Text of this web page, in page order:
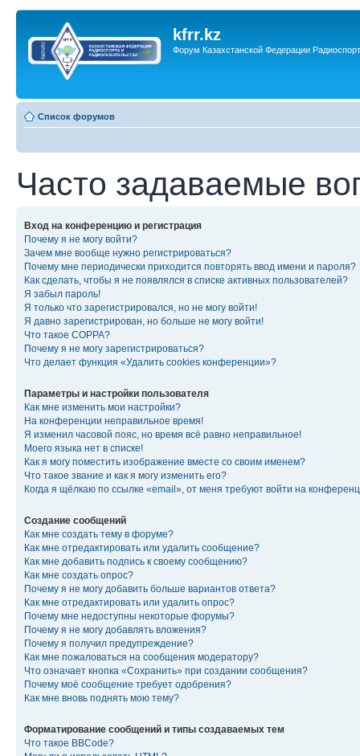
kfrr.kz
Форум Казахстанской Федерации
Список форумов
Часто задаваемые
Вход на конференцию и регистрация
Почему я не могу войти?
Зачем мне вообще нужно регистрироваться?
Почему мне периодически приходится повторять ввод имени и пароля?
Как сделать, чтобы я не появлялся в списке активных пользователей?
Я забыл пароль!
Я только что зарегистрировался, но не могу войти!
Я давно зарегистрирован, но больше не могу войти!
Что такое COPPA?
Почему я не могу зарегистрироваться?
Что делает функция «Удалить cookies конференции»?
Параметры и настройки пользователя
Как мне изменить мои настройки?
На конференции неправильное время!
Я изменил часовой пояс, но время всё равно неправильное!
Моего языка нет в списке!
Как я могу поместить изображение вместе со своим именем?
Что такое звание и как я могу изменить его?
Когда я щёлкаю по ссылке «email», от меня требуют войти на
Создание сообщений
Как мне создать тему в форуме?
Как мне отредактировать или удалить сообщение?
Как мне добавить подпись к своему сообщению?
Как мне создать опрос?
Почему я не могу добавить больше вариантов ответа?
Как мне отредактировать или удалить опрос?
Почему мне недоступны некоторые форумы?
Почему я не могу добавлять вложения?
Почему я получил предупреждение?
Как мне пожаловаться на сообщения модератору?
Что означает кнопка «Сохранить» при создании сообщения?
Почему моё сообщение требует одобрения?
Как мне вновь поднять мою тему?
Форматирование сообщений и типы создаваемых тем
Что такое BBCode?